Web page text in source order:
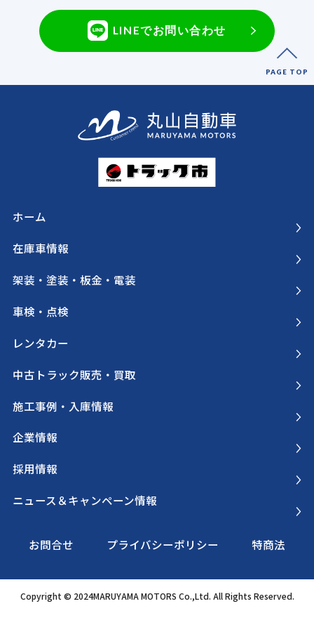
LINEでお問い合わせ
PAGE TOP
ホーム
在庫車情報
架装・塗装・板金・電装
車検・点検
レンタカー
中古トラック販売・買取
施工事例・入庫情報
企業情報
採用情報
ニュース＆キャンペーン情報
お問合せ プライバシーポリシー 特商法
Copyright © 2024MARUYAMA MOTORS Co.,Ltd. All Rights Reserved.